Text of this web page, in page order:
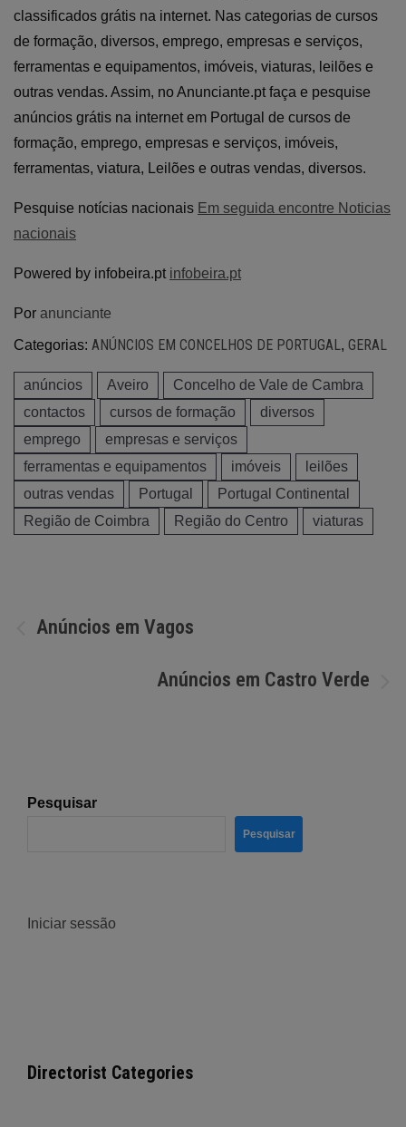
classificados grátis na internet. Nas categorias de cursos
de formação, diversos, emprego, empresas e serviços,
ferramentas e equipamentos, imóveis, viaturas, leilões e
outras vendas. Assim, no Anunciante.pt faça e pesquise
anúncios grátis na internet em Portugal de cursos de
formação, emprego, empresas e serviços, imóveis,
ferramentas, viatura, Leilões e outras vendas, diversos.
Pesquise notícias nacionais Em seguida encontre Noticias
nacionais
Powered by infobeira.pt infobeira.pt
Por anunciante
Categorias: ANÚNCIOS EM CONCELHOS DE PORTUGAL , GERAL
anúncios Aveiro
Concelho de Vale de Cambra
contactos
cursos de formação
diversos
emprego
empresas e serviços
ferramentas e equipamentos
imóveis
leilões
outras vendas
Portugal
Portugal Continental
Região de Coimbra
Região do Centro viaturas
Navegação
Anúncios em Vagos
Anúncios em Castro Verde
Pesquisar
Pesquisar
Iniciar sessão
Directorist Categories